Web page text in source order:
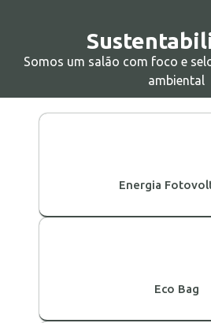
Somos um salão com foco e
ambiental
Energia
Eco Bag